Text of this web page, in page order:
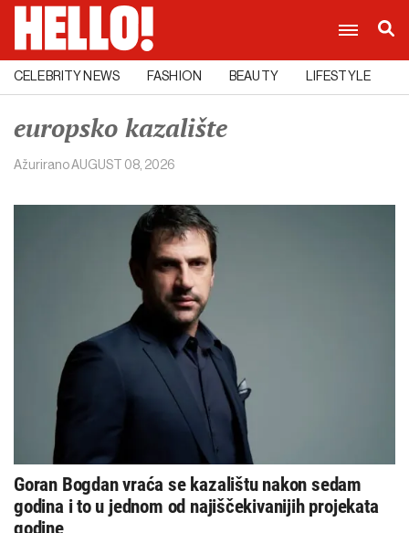
CELEBRITY NEWS FASHION BEAUTY LIFESTYLE
europsko kazalište
AžuriranoAUGUST 08, 2026
Goran Bogdan vraća se kazalištu nakon sedam
godina i to u jednom od najiščekivanijih projekata